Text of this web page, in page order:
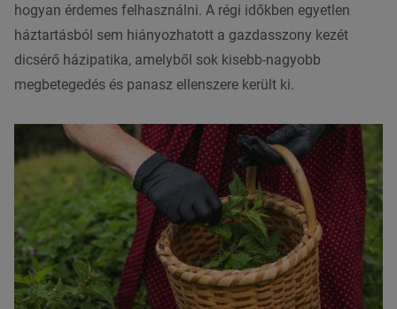
hogyan érdemes felhasználni. A régi időkben egyetlen
háztartásból sem hiányozhatott a gazdasszony kezét
dicsérő házipatika, amelyből sok kisebb-nagyobb
megbetegedés és panasz ellenszere került ki.